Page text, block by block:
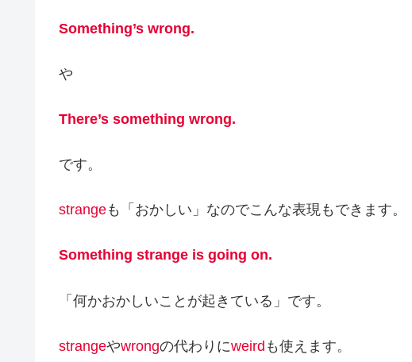
Something’s wrong.
や
There’s something wrong.
です。
strangeも「おかしい」なのでこんな表現もできます。
Something strange is going on.
「何かおかしいことが起きている」です。
strangeやwrongの代わりにweird も使えます。